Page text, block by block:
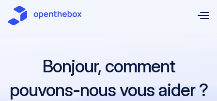
Passer au contenu principal
Bonjour, comment
pouvons-nous vous aider ?